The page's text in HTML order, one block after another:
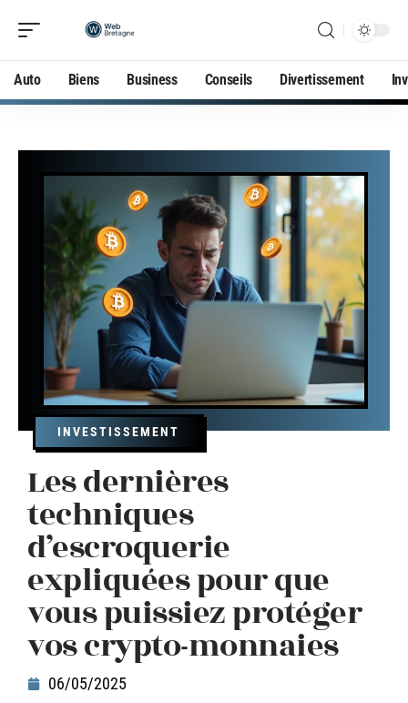
Auto Biens Business Conseils Divertissement
INVESTISSEMENT
Les dernières
techniques
d’escroquerie
expliquées pour que
vous puissiez protéger
vos crypto-monnaies
06/05/2025